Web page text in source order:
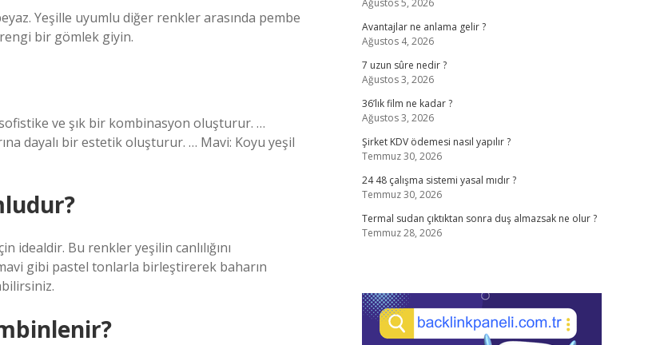
Yeşille uyumlu diğer renkler arasında pembe
bir gömlek giyin.
ve şık bir kombinasyon oluşturur. …
dayalı bir estetik oluşturur. … Mavi: Koyu yeşil
Bu renkler yeşilin canlılığını
gibi pastel tonlarla birleştirerek baharın
Ağustos 5, 2026
Avantajlar ne anlama gelir ?
Ağustos 4, 2026
7 uzun sûre nedir ?
Ağustos 3, 2026
36’lık film ne kadar ?
Ağustos 3, 2026
Şirket KDV ödemesi nasıl yapılır ?
Temmuz 30, 2026
24 48 çalışma sistemi yasal mıdır ?
Temmuz 30, 2026
Termal sudan çıktıktan sonra duş almazsak ne olur ?
Temmuz 28, 2026